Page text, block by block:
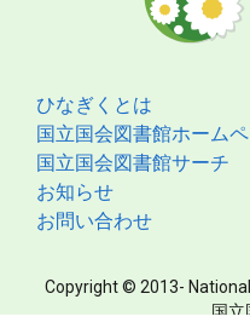
ひなぎくとは
国立国会図書館ホーム
国立国会図書館サーチ
お知らせ
お問い合わせ
Copyright © 2013- National